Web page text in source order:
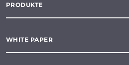
PRODUKTE
WHITE PAPER